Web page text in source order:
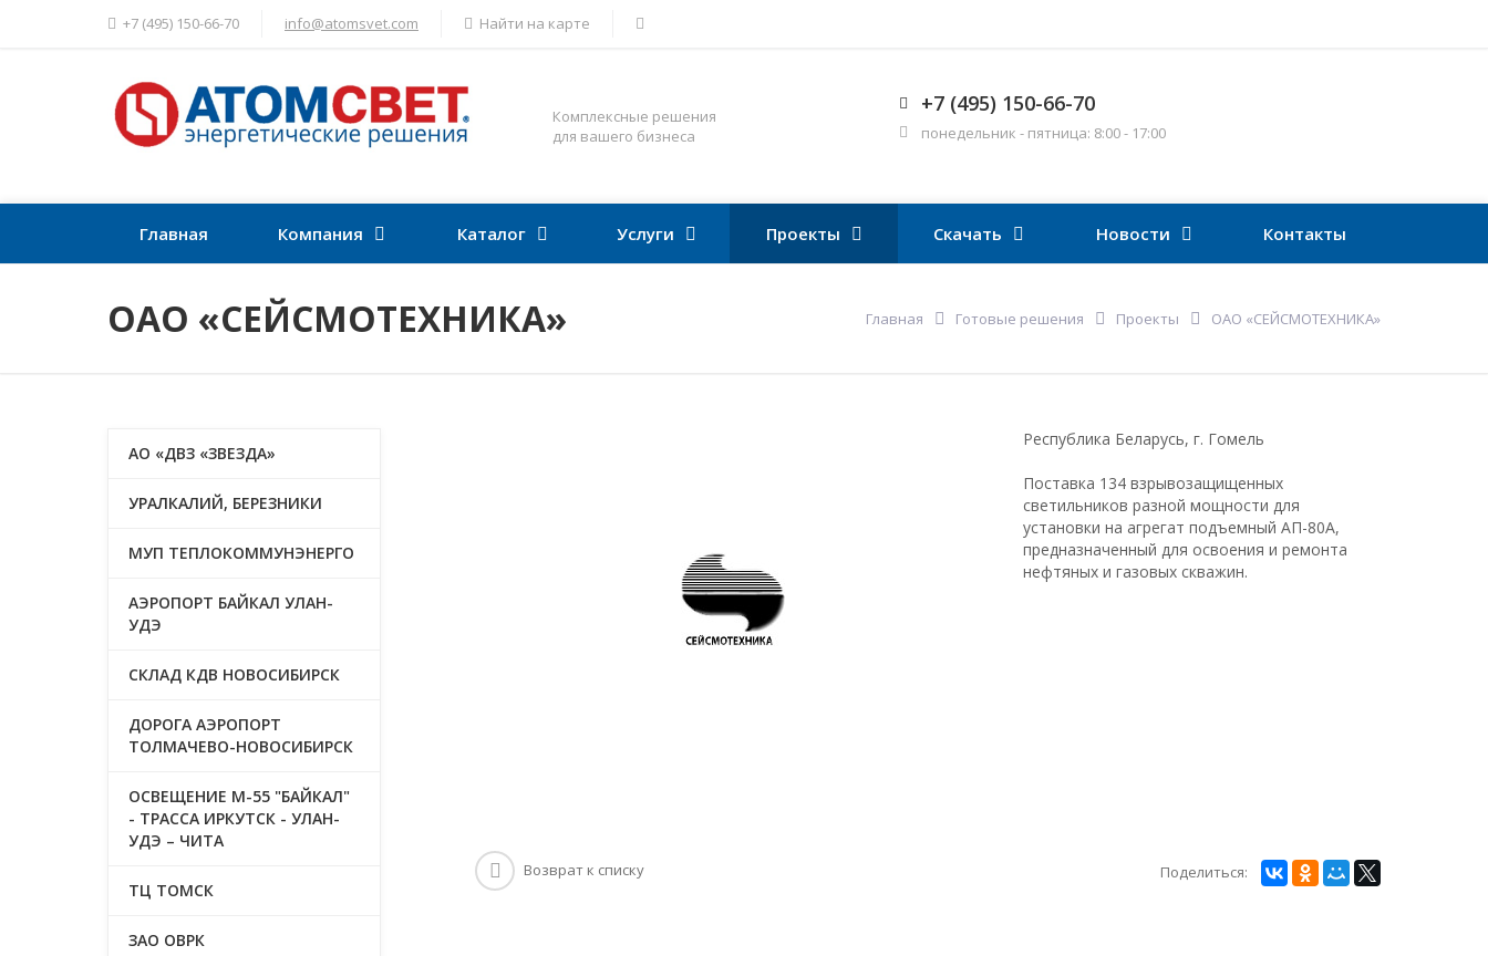
+7 (495) 150-66-70 info@atomsvet.com Найти на карте
Комплексные решения
для вашего бизнеса
+7 (495) 150-66-70
понедельник - пятница: 8:00 - 17:00
Главная Компания Каталог Услуги Проекты Скачать Новости Контакты
ОАО «СЕЙСМОТЕХНИКА» Главная Готовые решения Проекты ОАО «СЕЙСМОТЕХНИКА»
Республика Беларусь, г. Гомель
Поставка 134 взрывозащищенных
светильников разной мощности для
установки на агрегат подъемный АП-80А,
предназначенный для освоения и ремонта
нефтяных и газовых скважин.
Возврат к списку Поделиться:
АО «ДВЗ «ЗВЕЗДА»
УРАЛКАЛИЙ, БЕРЕЗНИКИ
МУП ТЕПЛОКОММУНЭНЕРГО
АЭРОПОРТ БАЙКАЛ УЛАН-
УДЭ
СКЛАД КДВ НОВОСИБИРСК
ДОРОГА АЭРОПОРТ
ТОЛМАЧЕВО-НОВОСИБИРСК
ОСВЕЩЕНИЕ М-55 "БАЙКАЛ"
- ТРАССА ИРКУТСК - УЛАН-
УДЭ – ЧИТА
ТЦ ТОМСК
ЗАО ОВРК